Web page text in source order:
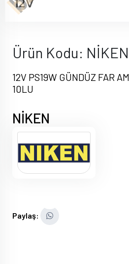
Ürün Kodu:
12V PS19W GÜNDÜZ FAR
10LU
NİKEN
Paylaş: